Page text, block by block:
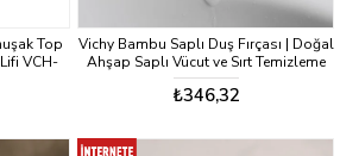
Top
VCH-
Vichy Bambu Saplı Duş Fırçası | Doğal
Ahşap Saplı Vücut ve Sırt Temizleme
Fırçası
₺346,32